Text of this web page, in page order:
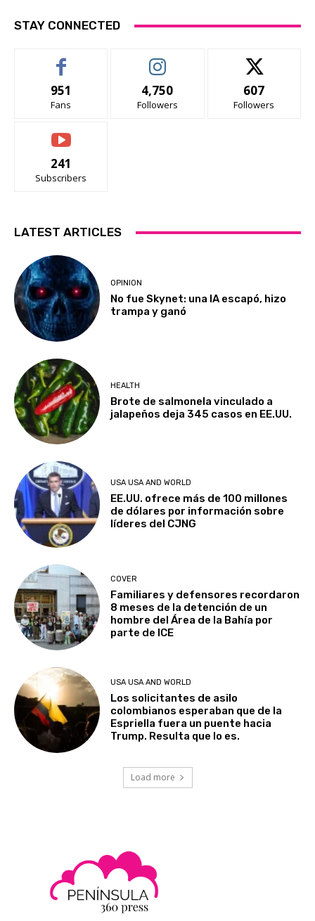
STAY CONNECTED
951
Fans
4,750
Followers
607
Followers
241
Subscribers
LATEST ARTICLES
OPINION
No fue Skynet: una IA escapó, hizo
trampa y ganó
HEALTH
Brote de salmonela vinculado a
jalapeños deja 345 casos en EE.UU.
USA USA AND WORLD
EE.UU. ofrece más de 100 millones
de dólares por información sobre
líderes del CJNG
COVER
Familiares y defensores recordaron
8 meses de la detención de un
hombre del Área de la Bahía por
parte de ICE
USA USA AND WORLD
Los solicitantes de asilo
colombianos esperaban que de la
Espriella fuera un puente hacia
Trump. Resulta que lo es.
Load more